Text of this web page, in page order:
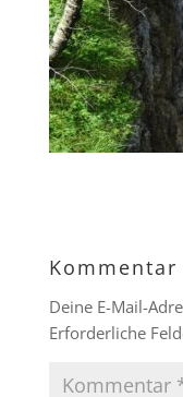
Kommentar
Deine E-Mail-
Erforderliche